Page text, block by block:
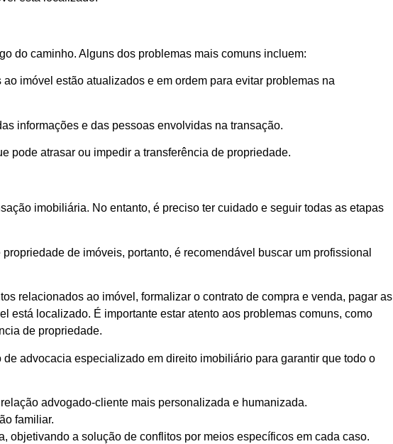
do caminho. Alguns dos problemas mais comuns incluem:
imóvel estão atualizados e em ordem para evitar problemas na
informações e das pessoas envolvidas na transação.
pode atrasar ou impedir a transferência de propriedade.
imobiliária. No entanto, é preciso ter cuidado e seguir todas as etapas
de imóveis, portanto, é recomendável buscar um profissional
relacionados ao imóvel, formalizar o contrato de compra e venda, pagar as
está localizado. É importante estar atento aos problemas comuns, como
de propriedade.
advocacia especializado em direito imobiliário para garantir que todo o
advogado-cliente mais personalizada e humanizada.
familiar.
objetivando a solução de conflitos por meios específicos em cada caso.